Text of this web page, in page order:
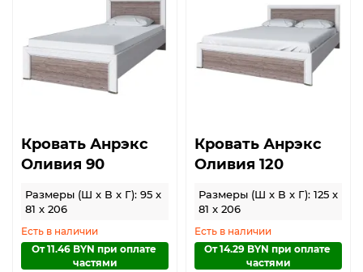
Кровать Анрэкс
Оливия 90
Размеры (Ш x В x Г): 95 x
81 x 206
Есть в наличии
От 11.46 BYN при оплате
частями
Кровать Анрэкс
Оливия 120
Размеры (Ш x В x Г): 125 x
81 x 206
Есть в наличии
От 14.29 BYN при оплате
частями